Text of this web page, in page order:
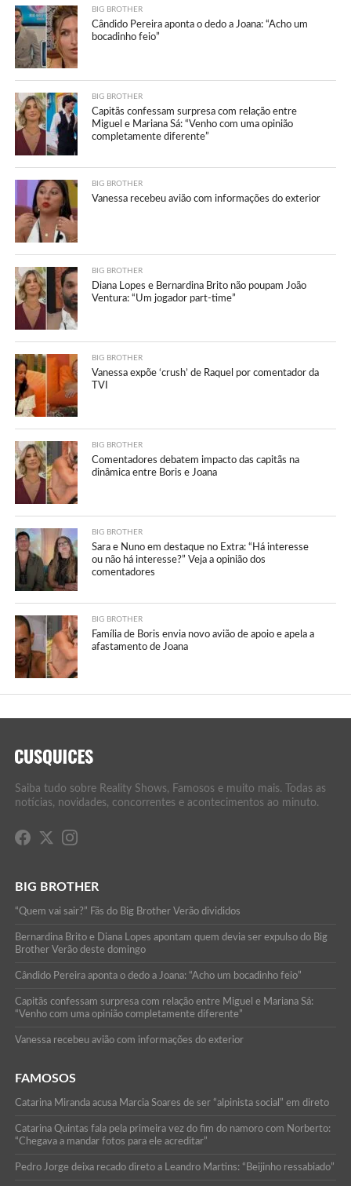
BIG BROTHER
Cândido Pereira aponta o dedo a Joana: “Acho um
bocadinho feio”
BIG BROTHER
Capitãs confessam surpresa com relação entre
Miguel e Mariana Sá: “Venho com uma opinião
completamente diferente”
BIG BROTHER
Vanessa recebeu avião com informações do exterior
BIG BROTHER
Diana Lopes e Bernardina Brito não poupam João
Ventura: “Um jogador part-time”
BIG BROTHER
Vanessa expõe ‘crush’ de Raquel por comentador da
TVI
BIG BROTHER
Comentadores debatem impacto das capitãs na
dinâmica entre Boris e Joana
BIG BROTHER
Sara e Nuno em destaque no Extra: “Há interesse
ou não há interesse?” Veja a opinião dos
comentadores
BIG BROTHER
Família de Boris envia novo avião de apoio e apela a
afastamento de Joana
Saiba tudo sobre Reality Shows, Famosos e muito mais. Todas as
notícias, novidades, concorrentes e acontecimentos ao minuto.
BIG BROTHER
“Quem vai sair?” Fãs do Big Brother Verão divididos
Bernardina Brito e Diana Lopes apontam quem devia ser expulso do Big
Brother Verão deste domingo
Cândido Pereira aponta o dedo a Joana: “Acho um bocadinho feio”
Capitãs confessam surpresa com relação entre Miguel e Mariana Sá:
“Venho com uma opinião completamente diferente”
Vanessa recebeu avião com informações do exterior
FAMOSOS
Catarina Miranda acusa Marcia Soares de ser “alpinista social” em direto
Catarina Quintas fala pela primeira vez do fim do namoro com Norberto:
“Chegava a mandar fotos para ele acreditar”
Pedro Jorge deixa recado direto a Leandro Martins: “Beijinho ressabiado”